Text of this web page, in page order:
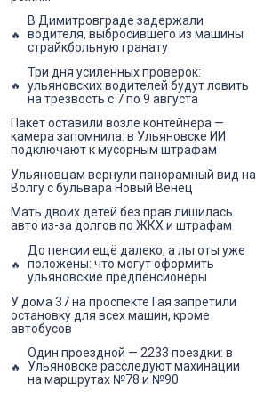
В Димитровграде задержали
водителя, выбросившего из машины
страйкбольную гранату
Три дня усиленных проверок:
ульяновских водителей будут ловить
на трезвость с 7 по 9 августа
Пакет оставили возле контейнера —
камера запомнила: в Ульяновске ИИ
подключают к мусорным штрафам
Ульяновцам вернули панорамный вид на
Волгу с бульвара Новый Венец
Мать двоих детей без прав лишилась
авто из-за долгов по ЖКХ и штрафам
До пенсии ещё далеко, а льготы уже
положены: что могут оформить
ульяновские предпенсионеры
У дома 37 на проспекте Гая запретили
остановку для всех машин, кроме
автобусов
Один проездной — 2233 поездки: в
Ульяновске расследуют махинации
на маршрутах №78 и №90